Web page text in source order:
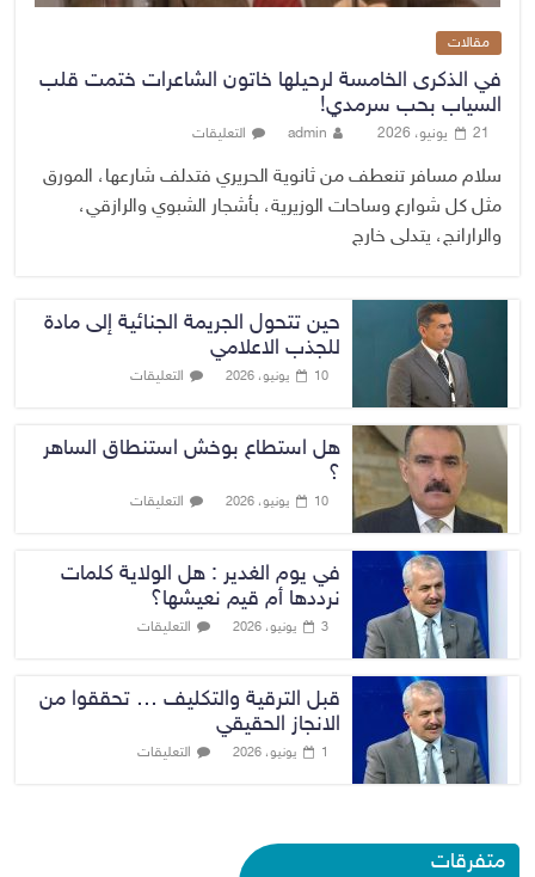
مقالات
في الذكرى الخامسة لرحيلها خاتون الشاعرات ختمت قلب
السياب بحب سرمدي!
21 يونيو، 2026 admin التعليقات
سلام مسافر تنعطف من ثانوية الحريري فتدلف شارعها، المورق
مثل كل شوارع وساحات الوزيرية، بأشجار الشبوي والرازقي،
والرارانج، يتدلى خارج
حين تتحول الجريمة الجنائية إلى مادة
للجذب الاعلامي
10 يونيو، 2026 التعليقات
هل استطاع بوخش استنطاق الساهر
؟
10 يونيو، 2026 التعليقات
في يوم الغدير : هل الولاية كلمات
نرددها أم قيم نعيشها؟
3 يونيو، 2026 التعليقات
قبل الترقية والتكليف … تحققوا من
الانجاز الحقيقي
1 يونيو، 2026 التعليقات
متفرقات